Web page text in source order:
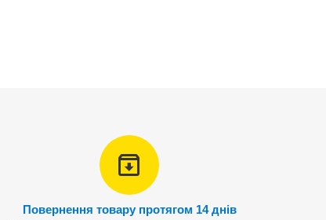
Повернення товару протягом 14 днів